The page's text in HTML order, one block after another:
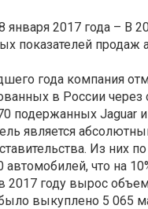
января 2017 года – В
показателей продаж
года компания
в России
подержанных Jaguar
является
Из них
автомобилей, что на
2017 году вырос
было выкуплено 5 065